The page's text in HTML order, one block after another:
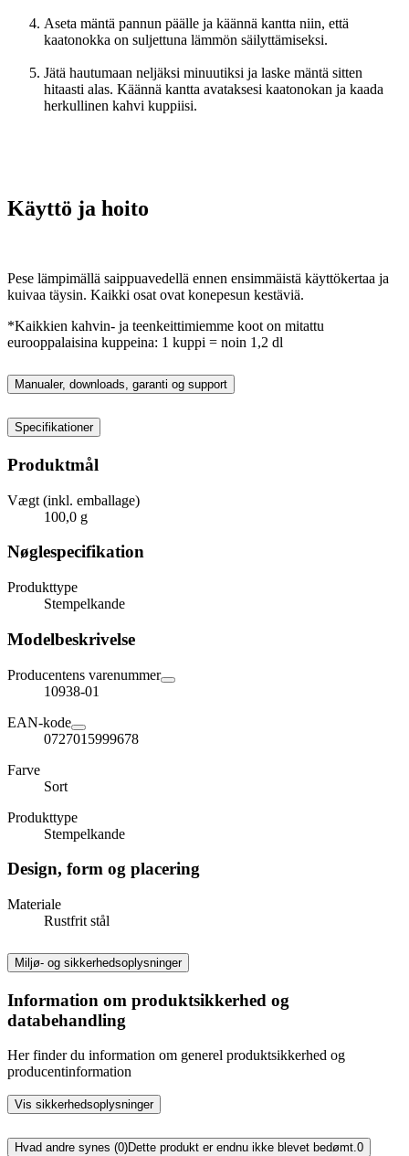
Aseta mäntä pannun päälle ja käännä kantta niin, että
kaatonokka on suljettuna lämmön säilyttämiseksi.
Jätä hautumaan neljäksi minuutiksi ja laske mäntä sitten
hitaasti alas. Käännä kantta avataksesi kaatonokan ja kaada
herkullinen kahvi kuppiisi.
Käyttö ja hoito
Pese lämpimällä saippuavedellä ennen ensimmäistä käyttökertaa ja
kuivaa täysin. Kaikki osat ovat konepesun kestäviä.
*Kaikkien kahvin- ja teenkeittimiemme koot on mitattu
eurooppalaisina kuppeina: 1 kuppi = noin 1,2 dl
Manualer, downloads, garanti og support
Specifikationer
Produktmål
Vægt (inkl. emballage)
100,0 g
Nøglespecifikation
Produkttype
Stempelkande
Modelbeskrivelse
Producentens varenummer
10938-01
EAN-kode
0727015999678
Farve
Sort
Produkttype
Stempelkande
Design, form og placering
Materiale
Rustfrit stål
Miljø- og sikkerhedsoplysninger
Information om produktsikkerhed og
databehandling
Her finder du information om generel produktsikkerhed og
producentinformation
Vis sikkerhedsoplysninger
Hvad andre synes (0)Dette produkt er endnu ikke blevet bedømt.0